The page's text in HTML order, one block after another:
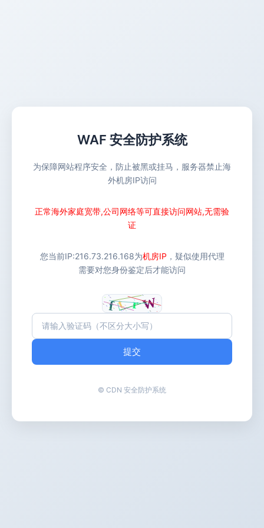
WAF 安全防护系统
为保障网站程序安全，防止被黑或挂马，服务器禁止海
外机房IP访问
正常海外家庭宽带,公司网络等可直接访问网站,无需验
证
您当前IP:216.73.216.168为机房IP ，疑似使用代理
需要对您身份鉴定后才能访问
提交
© CDN 安全防护系统